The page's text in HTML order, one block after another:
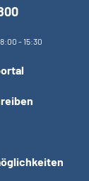
- 15:30